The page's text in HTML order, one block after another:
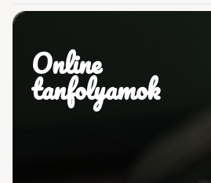
Online
tanfolyamok